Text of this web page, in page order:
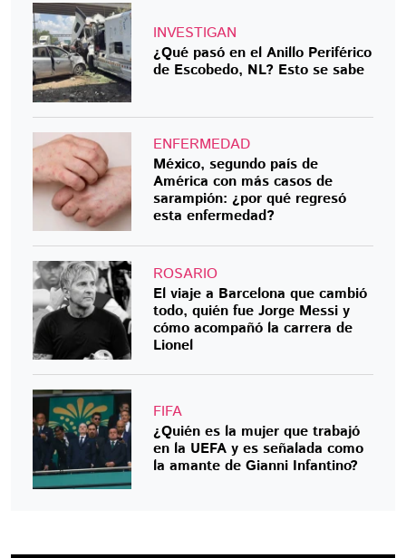
INVESTIGAN
¿Qué pasó en el Anillo Periférico
de Escobedo, NL? Esto se sabe
ENFERMEDAD
México, segundo país de
América con más casos de
sarampión: ¿por qué regresó
esta enfermedad?
ROSARIO
El viaje a Barcelona que cambió
todo, quién fue Jorge Messi y
cómo acompañó la carrera de
Lionel
FIFA
¿Quién es la mujer que trabajó
en la UEFA y es señalada como
la amante de Gianni Infantino?